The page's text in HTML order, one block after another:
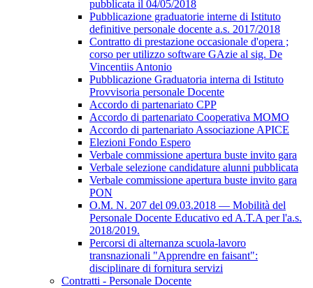
pubblicata il 04/05/2018
Pubblicazione graduatorie interne di Istituto
definitive personale docente a.s. 2017/2018
Contratto di prestazione occasionale d'opera ;
corso per utilizzo software GAzie al sig. De
Vincentiis Antonio
Pubblicazione Graduatoria interna di Istituto
Provvisoria personale Docente
Accordo di partenariato CPP
Accordo di partenariato Cooperativa MOMO
Accordo di partenariato Associazione APICE
Elezioni Fondo Espero
Verbale commissione apertura buste invito gara
Verbale selezione candidature alunni pubblicata
Verbale commissione apertura buste invito gara
PON
O.M. N. 207 del 09.03.2018 — Mobilità del
Personale Docente Educativo ed A.T.A per l'a.s.
2018/2019.
Percorsi di alternanza scuola-lavoro
transnazionali "Apprendre en faisant":
disciplinare di fornitura servizi
Contratti - Personale Docente